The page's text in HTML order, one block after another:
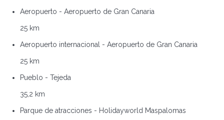
Aeropuerto - Aeropuerto de Gran Canaria
25 km
Aeropuerto internacional - Aeropuerto de Gran Canaria
25 km
Pueblo - Tejeda
35,2 km
Parque de atracciones - Holidayworld Maspalomas